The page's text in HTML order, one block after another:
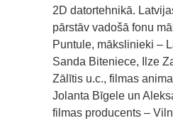
2D datortehnikā.
pārstāv vadošā fonu
Puntule, mākslinieki –
Sanda Biteniece, Ilze
Zālītis u.c., filmas
Jolanta Bīgele un
filmas producents –